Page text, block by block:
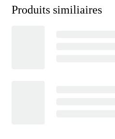
Produits similiaires